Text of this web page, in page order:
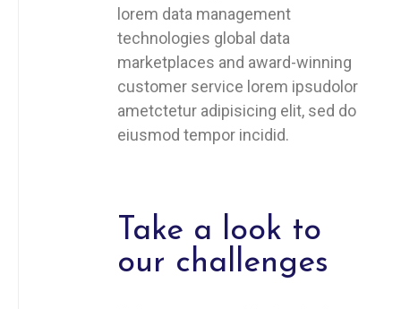
lorem data management
technologies global data
marketplaces and award-winning
customer service lorem ipsudolor
ametctetur adipisicing elit, sed do
eiusmod tempor incidid.
Take a look to
our challenges